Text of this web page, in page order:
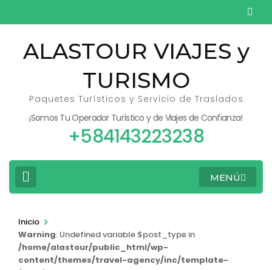
al
contenido
(presionaALASTOUR VIAJES y
TURISMO
Paquetes Turísticos y Servicio de Traslados
¡Somos Tu Operador Turístico y de Viajes de Confianza!
+584143223238
MENÚ
Inicio >
Warning: Undefined variable $post_type in
/home/alastour/public_html/wp-
content/themes/travel-agency/inc/template-